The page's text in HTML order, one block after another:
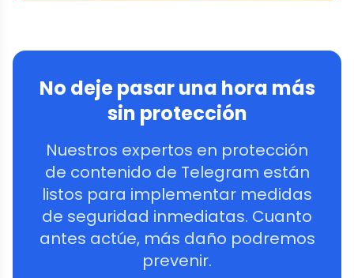
No deje pasar una hora más
sin protección
Nuestros expertos en protección
de contenido de Telegram están
listos para implementar medidas
de seguridad inmediatas. Cuanto
antes actúe, más daño podremos
prevenir.